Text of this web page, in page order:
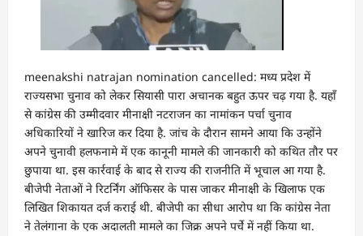
meenakshi natrajan nomination cancelled: मध्य प्रदेश में
राज्यसभा चुनाव को लेकर सियासी पारा अचानक बहुत ऊपर चढ़ गया है. यहाँ
से कांग्रेस की उम्मीदवार मीनाक्षी नटराजन का नामांकन पर्चा चुनाव
अधिकारियों ने खारिज कर दिया है. जांच के दौरान सामने आया कि उन्होंने
अपने चुनावी हलफनामे में एक कानूनी मामले की जानकारी को कथित तौर पर
छुपाया था. इस कार्रवाई के बाद से राज्य की राजनीति में भूचाल आ गया है.
बीजेपी नेताओं ने रिटर्निंग ऑफिसर के पास जाकर मीनाक्षी के खिलाफ एक
लिखित शिकायत दर्ज कराई थी. बीजेपी का सीधा आरोप था कि कांग्रेस नेता
ने तेलंगाना के एक अदालती मामले का जिक्र अपने पर्चे में नहीं किया था.